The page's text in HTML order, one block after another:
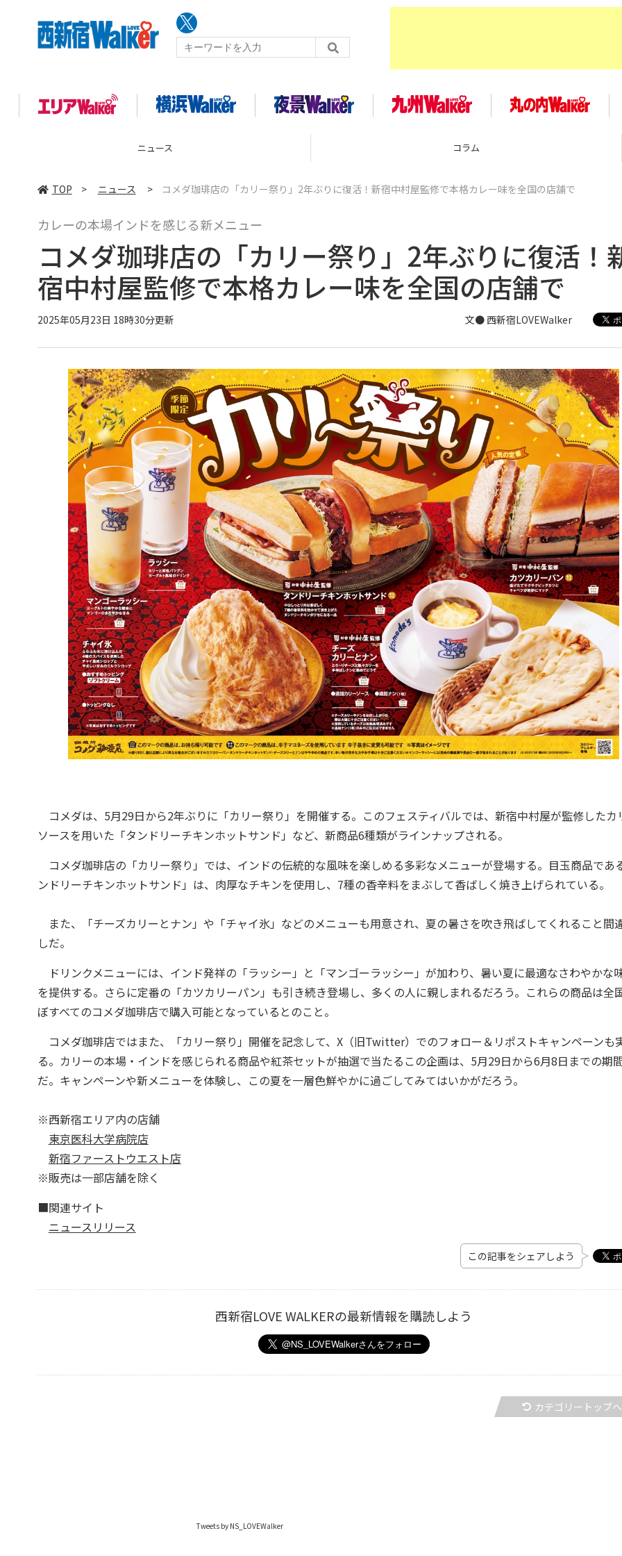
ニュース コラム
TOP > ニュース > コメダ珈琲店の「カリー祭り」2年ぶりに復活！新宿中村屋監修で本格カレー味を全国の店舗で
カレーの本場インドを感じる新メニュー
コメダ珈琲店の「カリー祭り」2年ぶりに復活！
宿中村屋監修で本格カレー味を全国の店舗で
2025年05月23日 18時30分更新 文● 西新宿LOVEWalker
コメダは、5月29日から2年ぶりに「カリー祭り」を開催する。このフェスティバルでは、新宿中村屋が監修したカ
ソースを用いた「タンドリーチキンホットサンド」など、新商品6種類がラインナップされる。
コメダ珈琲店の「カリー祭り」では、インドの伝統的な風味を楽しめる多彩なメニューが登場する。目玉商品であ
ンドリーチキンホットサンド」は、肉厚なチキンを使用し、7種の香辛料をまぶして香ばしく焼き上げられている。
また、「チーズカリーとナン」や「チャイ氷」などのメニューも用意され、夏の暑さを吹き飛ばしてくれること間
しだ。
ドリンクメニューには、インド発祥の「ラッシー」と「マンゴーラッシー」が加わり、暑い夏に最適なさわやかな
を提供する。さらに定番の「カツカリーパン」も引き続き登場し、多くの人に親しまれるだろう。これらの商品は全
ぼすべてのコメダ珈琲店で購入可能となっているとのこと。
コメダ珈琲店ではまた、「カリー祭り」開催を記念して、X（旧Twitter）でのフォロー＆リポストキャンペーンも
る。カリーの本場・インドを感じられる商品や紅茶セットが抽選で当たるこの企画は、5月29日から6月8日までの期
だ。キャンペーンや新メニューを体験し、この夏を一層色鮮やかに過ごしてみてはいかがだろう。
※西新宿エリア内の店舗
東京医科大学病院店
新宿ファーストウエスト店
※販売は一部店舗を除く
■関連サイト
ニュースリリース
この記事をシェアしよう
西新宿LOVE WALKERの最新情報を購読しよう
カテゴリートップへ
Tweets by NS_LOVEWalker